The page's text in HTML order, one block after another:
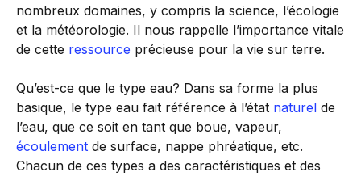
nombreux domaines, y compris la science, l’écologie
et la météorologie. Il nous rappelle l’importance vitale
de cette ressource précieuse pour la vie sur terre.
Qu’est-ce que le type eau? Dans sa forme la plus
basique, le type eau fait référence à l’état naturel de
l’eau, que ce soit en tant que boue, vapeur,
écoulement de surface, nappe phréatique, etc.
Chacun de ces types a des caractéristiques et des